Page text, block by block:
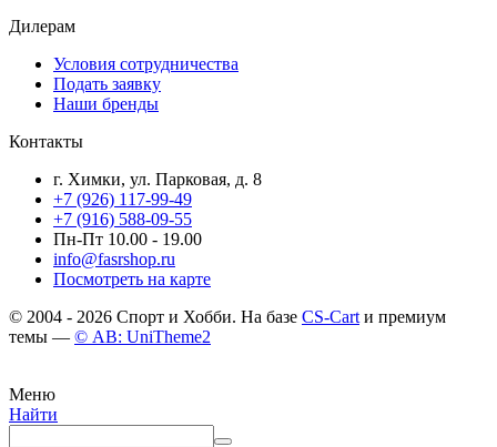
Дилерам
Условия сотрудничества
Подать заявку
Наши бренды
Контакты
г. Химки, ул. Парковая, д. 8
+7 (926) 117-99-49
+7 (916) 588-09-55
Пн-Пт 10.00 - 19.00
info@fasrshop.ru
Посмотреть на карте
© 2004 - 2026 Спорт и Хобби. На базе CS-Cart и премиум
темы — © AB: UniTheme2
Меню
Найти